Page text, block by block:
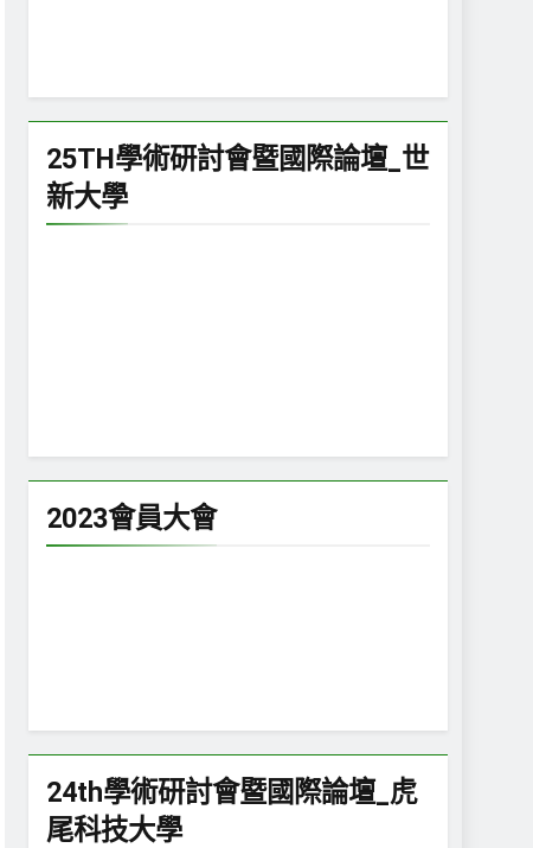
25TH學術研討會暨國際論壇_世
新大學
2023會員大會
24th學術研討會暨國際論壇_虎
尾科技大學